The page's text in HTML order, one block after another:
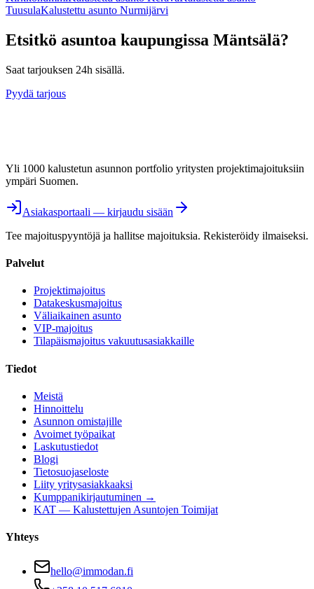
TuusulaKalustettu asunto Nurmijärvi
Etsitkö asuntoa kaupungissa Mäntsälä?
Saat tarjouksen 24h sisällä.
Pyydä tarjous
Yli 1000 kalustetun asunnon portfolio yritysten projektimajoituksiin
ympäri Suomen.
Asiakasportaali — kirjaudu sisään
Tee majoituspyyntöjä ja hallitse majoituksia. Rekisteröidy ilmaiseksi.
Palvelut
Projektimajoitus
Datakeskusmajoitus
Väliaikainen asunto
VIP-majoitus
Tilapäismajoitus vakuutusasiakkaille
Tiedot
Meistä
Hinnoittelu
Asunnon omistajille
Avoimet työpaikat
Laskutustiedot
Blogi
Tietosuojaseloste
Liity yritysasiakkaaksi
Kumppanikirjautuminen →
KAT — Kalustettujen Asuntojen Toimijat
Yhteys
hello@immodan.fi